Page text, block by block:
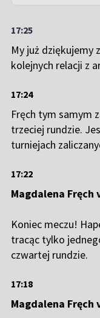
17:25
My już dziękujemy
kolejnych relacji z
17:24
Fręch tym samym
trzeciej rundzie.
turniejach
17:22
Magdalena Fręch
Koniec meczu!
tracąc tylko
czwartej rundzie.
17:18
Magdalena Fręch